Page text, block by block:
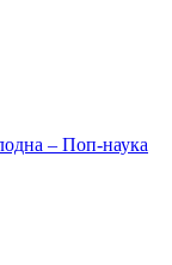
– Поп-наука